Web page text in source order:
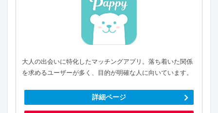
大人の出会いに特化したマッチングアプリ。落ち着いた関係
を求めるユーザーが多く、目的が明確な人に向いています。
詳細ページ